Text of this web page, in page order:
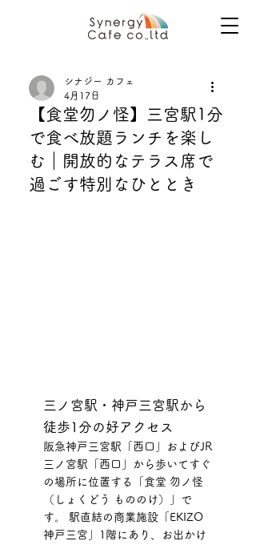
【食堂勿ノ怪】三宮駅1分
で食べ放題ランチを楽し
む｜開放的なテラス席で
過ごす特別なひととき
シナジー カフェ
4月17日
三ノ宮駅・神戸三宮駅から
徒歩1分の好アクセス
阪急神戸三宮駅「西口」およびJR
三ノ宮駅「西口」から歩いてすぐ
の場所に位置する「食堂 勿ノ怪
（しょくどう もののけ）」で
す。 駅直結の商業施設「EKIZO
神戸三宮」1階にあり、お出かけ